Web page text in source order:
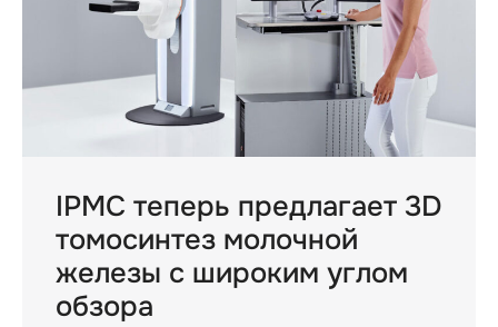
IPMC теперь предлагает 3D
томосинтез молочной
железы с широким углом
обзора